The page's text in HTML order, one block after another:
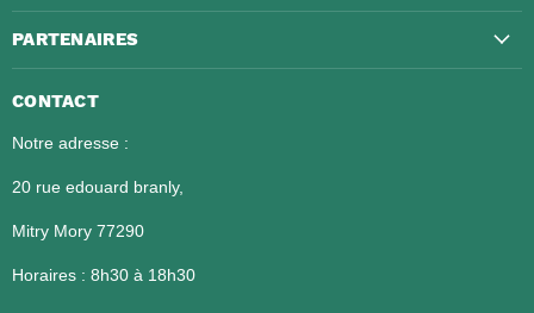
PARTENAIRES
CONTACT
Notre adresse :
20 rue edouard branly,
Mitry Mory 77290
Horaires : 8h30 à 18h30